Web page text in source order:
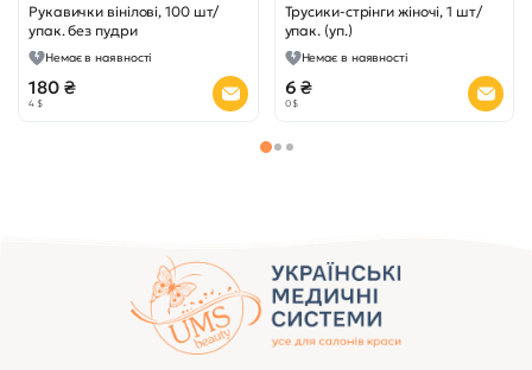
Рукавички вінілові, 100 шт/
упак. без пудри
Немає в наявності
180 ₴
4 $
Трусики-стрінги жіночі, 1 шт/
упак. (уп.)
Немає в наявності
6 ₴
0 $